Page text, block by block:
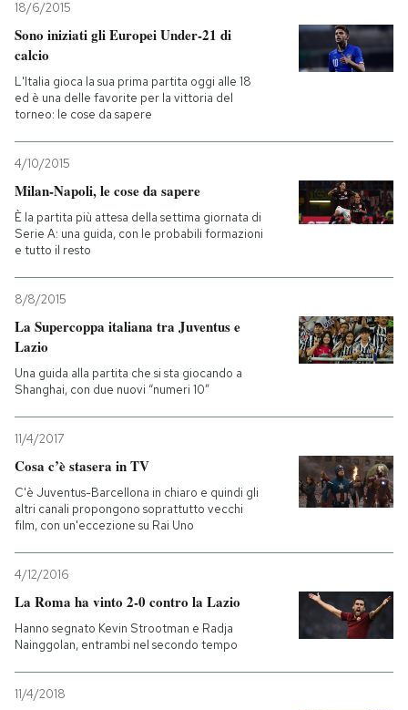
18/6/2015
Sono iniziati gli Europei Under-21 di
calcio
L'Italia gioca la sua prima partita oggi alle 18
ed è una delle favorite per la vittoria del
torneo: le cose da sapere
4/10/2015
Milan-Napoli, le cose da sapere
È la partita più attesa della settima giornata di
Serie A: una guida, con le probabili formazioni
e tutto il resto
8/8/2015
La Supercoppa italiana tra Juventus e
Lazio
Una guida alla partita che si sta giocando a
Shanghai, con due nuovi “numeri 10”
11/4/2017
Cosa c’è stasera in TV
C'è Juventus-Barcellona in chiaro e quindi gli
altri canali propongono soprattutto vecchi
film, con un'eccezione su Rai Uno
4/12/2016
La Roma ha vinto 2-0 contro la Lazio
Hanno segnato Kevin Strootman e Radja
Nainggolan, entrambi nel secondo tempo
11/4/2018